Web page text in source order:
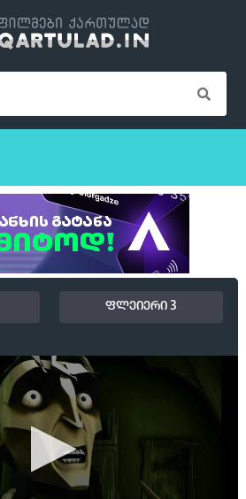
ფლეიერი 3